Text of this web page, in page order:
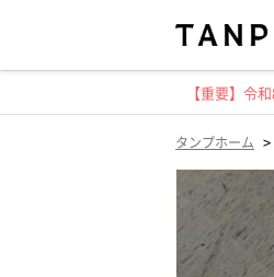
【重要】令
タンプホーム >